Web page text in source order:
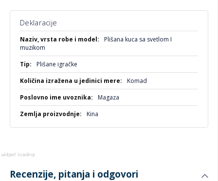
Deklaracije
Više
informacija
Plišana kuca sa svetlom I
muzikom
Plišane igračke
Komad
Magaza
Kina
Recenzije, pitanja i odgovori